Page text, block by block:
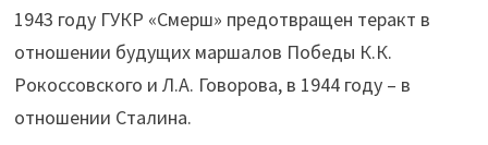
1943 году ГУКР «Смерш» предотвращен теракт в
отношении будущих маршалов Победы К.К.
Рокоссовского и Л.А. Говорова, в 1944 году – в
отношении Сталина.